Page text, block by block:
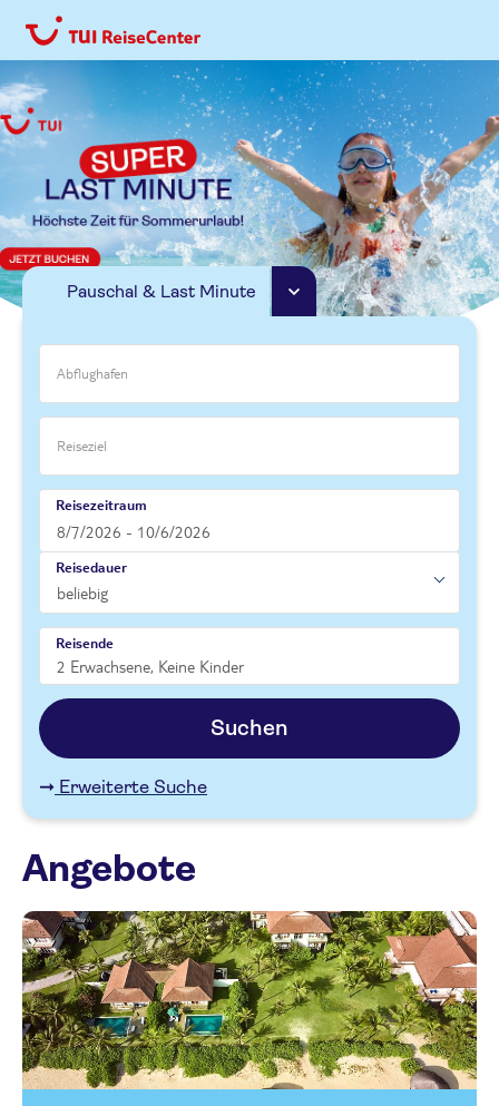
Pauschal & Last Minute
Reisezeitraum
Reisedauer
Reisende
Suchen
Erweiterte Suche
Angebote